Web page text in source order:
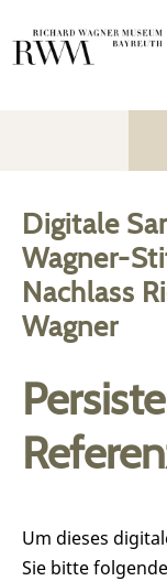
Digitale
Wagner-
Nachlass
Wagner
Um dieses
Sie bitte